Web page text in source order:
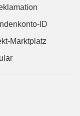
ID
Marktplatz